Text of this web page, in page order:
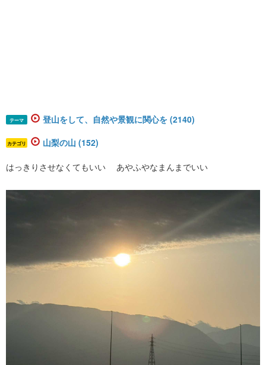
テーマ 登山をして、自然や景観に関心を (2140)
カテゴリ 山梨の山 (152)
はっきりさせなくてもいい あやふやなまんまでいい